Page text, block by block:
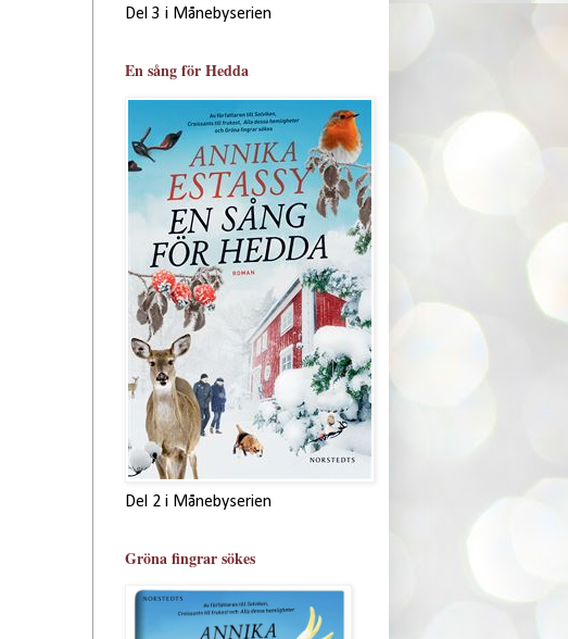
Del 3 i Månebyserien
En sång för Hedda
Del 2 i Månebyserien
Gröna fingrar sökes